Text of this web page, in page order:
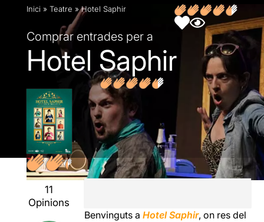
Inici » Teatre »Hotel Saphir
Comprar entrades per a
Hotel Saphir
11
Opinions
Benvinguts aHotel Saphir, on res del